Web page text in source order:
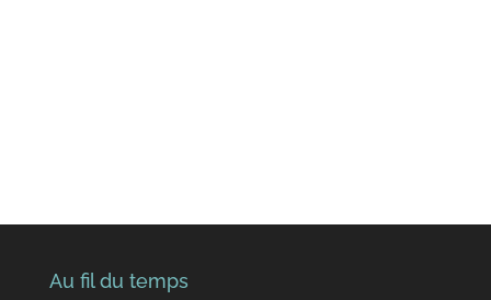
Au fil du temps